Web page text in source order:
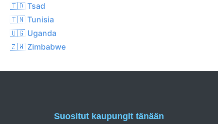
🇹🇩 Tsad
🇹🇳 Tunisia
🇺🇬 Uganda
🇿🇼 Zimbabwe
Suositut kaupungit tänään